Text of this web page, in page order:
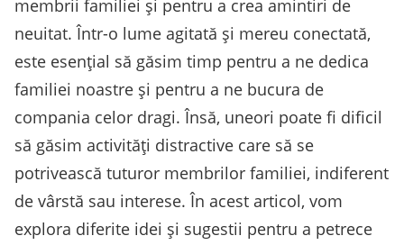
membrii familiei și pentru a crea amintiri de
neuitat. Într-o lume agitată și mereu conectată,
este esențial să găsim timp pentru a ne dedica
familiei noastre și pentru a ne bucura de
compania celor dragi. Însă, uneori poate fi dificil
să găsim activități distractive care să se
potrivească tuturor membrilor familiei, indiferent
de vârstă sau interese. În acest articol, vom
explora diferite idei și sugestii pentru a petrece